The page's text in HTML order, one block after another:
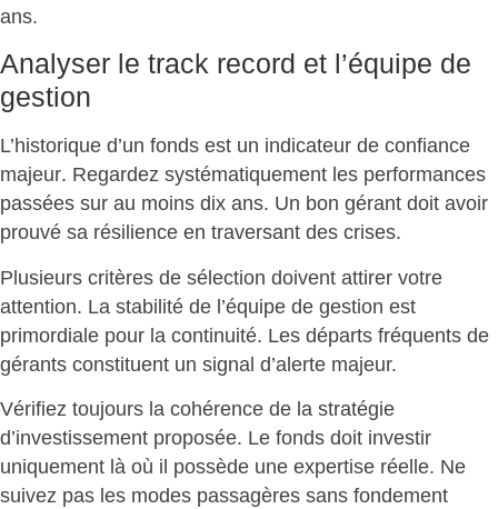
ans.
Analyser le track record et l’équipe de
gestion
L’historique d’un fonds est un indicateur de confiance
majeur. Regardez systématiquement les performances
passées sur au moins dix ans. Un bon gérant doit avoir
prouvé sa résilience en traversant des crises.
Plusieurs critères de sélection doivent attirer votre
attention. La stabilité de l’équipe de gestion est
primordiale pour la continuité. Les départs fréquents de
gérants constituent un signal d’alerte majeur.
Vérifiez toujours la cohérence de la stratégie
d’investissement proposée. Le fonds doit investir
uniquement là où il possède une expertise réelle. Ne
suivez pas les modes passagères sans fondement